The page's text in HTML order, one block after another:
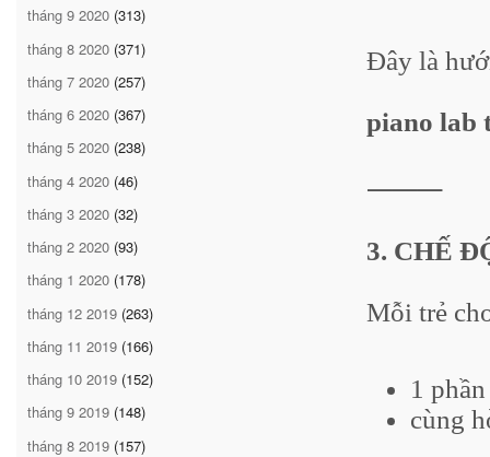
tháng 9 2020 (313)
tháng 8 2020 (371)
tháng 7 2020 (257)
tháng 6 2020 (367)
tháng 5 2020 (238)
tháng 4 2020 (46)
tháng 3 2020 (32)
tháng 2 2020 (93)
tháng 1 2020 (178)
tháng 12 2019 (263)
tháng 11 2019 (166)
tháng 10 2019 (152)
tháng 9 2019 (148)
tháng 8 2019 (157)
Đây là
piano lab
⸻
3. CHẾ
Mỗi trẻ
1
cùng